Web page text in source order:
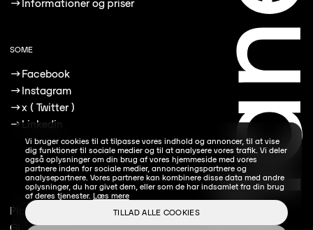
Vi bruger cookies til at tilpasse vores indhold og annoncer, til at vise
dig funktioner til sociale medier og til at analysere vores trafik. Vi deler
også oplysninger om din brug af vores hjemmeside med vores
partnere inden for sociale medier, annonceringspartnere og
analysepartnere. Vores partnere kan kombinere disse data med andre
oplysninger, du har givet dem, eller som de har indsamlet fra din brug
af deres tjenester. Læs mere
TILLAD ALLE COOKIES
→Informationer og priser
SOME
→Facebook
→Instagram
→x ( Twitter )
→ Linkedin
Planetarium
Gl. Kongevej 10